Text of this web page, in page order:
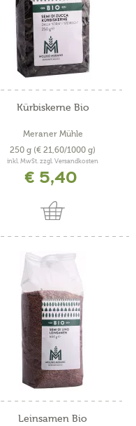
Kürbiskerne Bio
Meraner Mühle
250 g (€ 21,60/1000 g)
inkl. MwSt. zzgl. Versandkosten
€ 5,40
Leinsamen Bio